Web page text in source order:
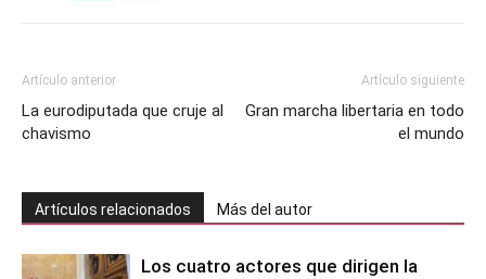
Artículo anterior
La eurodiputada que cruje al
chavismo
Artículo siguiente
Gran marcha libertaria en todo
el mundo
Artículos relacionados Más del autor
Los cuatro actores que dirigen la